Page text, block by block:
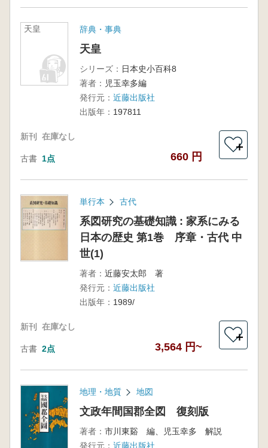
天皇 辞典・事典
天皇
シリーズ： 日本史小百科8
著者： 児玉幸多編
発行元： 近藤出版社
出版年： 197811
新刊 在庫なし
古書 1点 660 円
＋
単行本 古代
系図研究の基礎知識 : 家系にみる
日本の歴史 第1巻 序章・古代 中
世(1)
著者： 近藤安太郎 著
発行元： 近藤出版社
出版年： 1989/
新刊 在庫なし
古書 2点 3,564 円~
＋
地理・地質 地図
文政年間国郡全図 復刻版
著者： 市川東谿 編、児玉幸多 解説
発行元： 近藤出版社